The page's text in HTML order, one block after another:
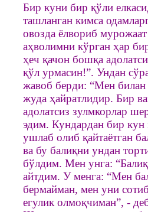
Бир куни бир қўли
ташланган кимса
овозда ёлвориб
аҳволимни кўрган ҳар
ҳеч қачон бошқа
қўл урмасин!”. Ундан
жавоб берди: “Мен билан
жуда ҳайратлидир. Бир
адолатсиз зулмкорлар
эдим. Кундардан бир кун
ушлаб олиб қайтаётган
ва бу балиқни ундан
бўлдим. Мен унга:
айтдим. У менга: “Мен
бермайман, мен уни
егулик олмоқчиман”, -